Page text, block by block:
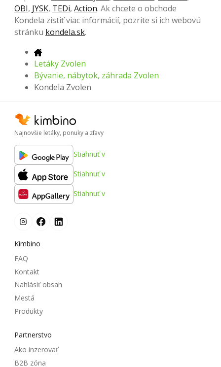
OBI, JYSK, TEDi, Action. Ak chcete o obchode
Kondela zistiť viac informácií, pozrite si ich webovú
stránku kondela.sk.
Letáky Zvolen
Bývanie, nábytok, záhrada Zvolen
Kondela Zvolen
Najnovšie letáky, ponuky a zľavy
Stiahnuť v
Stiahnuť v
Stiahnuť v
Kimbino
FAQ
Kontakt
Nahlásiť obsah
Mestá
Produkty
Partnerstvo
Ako inzerovať
B2B zóna